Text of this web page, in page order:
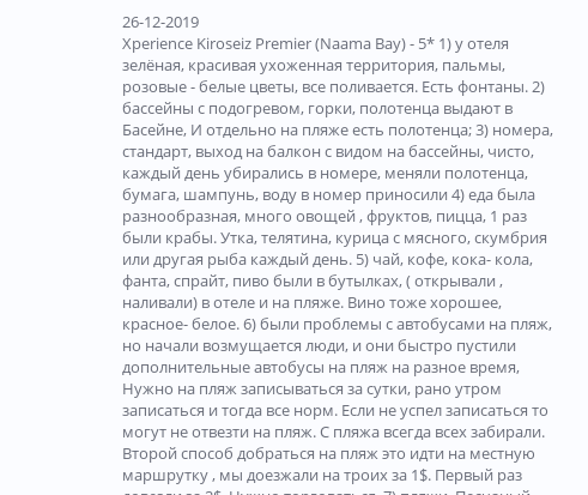
26-12-2019
Xperience Kiroseiz Premier (Naama Bay) - 5* 1) у отеля
зелёная, красивая ухоженная территория, пальмы,
розовые - белые цветы, все поливается. Есть фонтаны. 2)
бассейны с подогревом, горки, полотенца выдают в
Басейне, И отдельно на пляже есть полотенца; 3) номера,
стандарт, выход на балкон с видом на бассейны, чисто,
каждый день убирались в номере, меняли полотенца,
бумага, шампунь, воду в номер приносили 4) еда была
разнообразная, много овощей , фруктов, пицца, 1 раз
были крабы. Утка, телятина, курица с мясного, скумбрия
или другая рыба каждый день. 5) чай, кофе, кока- кола,
фанта, спрайт, пиво были в бутылках, ( открывали ,
наливали) в отеле и на пляже. Вино тоже хорошее,
красное- белое. 6) были проблемы с автобусами на пляж,
но начали возмущается люди, и они быстро пустили
дополнительные автобусы на пляж на разное время,
Нужно на пляж записываться за сутки, рано утром
записаться и тогда все норм. Если не успел записаться то
могут не отвезти на пляж. С пляжа всегда всех забирали.
Второй способ добраться на пляж это идти на местную
маршрутку , мы доезжали на троих за 1$. Первый раз